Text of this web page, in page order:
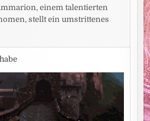
einem talentierten
stellt ein umstrittenes